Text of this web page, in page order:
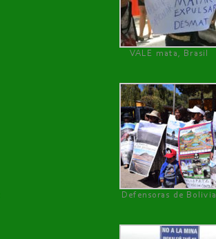
VALE mata, Brasil
Defensoras de Bolivia